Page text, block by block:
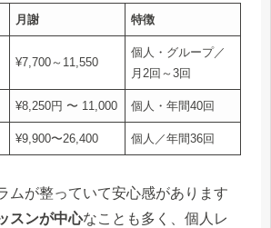
月謝 特徴
¥7,700～11,550
個人・グループ／
月2回～3回
¥8,250円 〜 11,000 個人・年間40回
¥9,900〜26,400 個人／年間36回
ムが整っていて安心感があります
スンが中心なことも多く、個人レ